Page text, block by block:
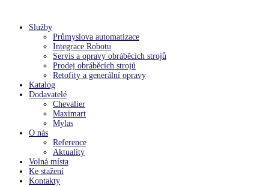
Služby
Průmyslova automatizace
Integrace Robotu
Servis a opravy obráběcích strojů
Prodej obráběcích strojů
Retofity a generální opravy
Katalog
Dodavatelé
Chevalier
Maximart
Mylas
O nás
Reference
Aktuality
Volná místa
Ke stažení
Kontakty